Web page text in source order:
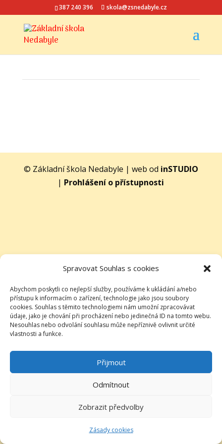
Spravovat Souhlas s cookies
Abychom poskytli co nejlepší služby, používáme k ukládání a/nebo
přístupu k informacím o zařízení, technologie jako jsou soubory
cookies. Souhlas s těmito technologiemi nám umožní zpracovávat
údaje, jako je chování při procházení nebo jedinečná ID na tomto webu.
Nesouhlas nebo odvolání souhlasu může nepříznivě ovlivnit určité
vlastnosti a funkce.
Přijmout
Odmítnout
Zobrazit předvolby
Zásady cookies
387 240 396 skola@zsnedabyle.cz
© Základní škola Nedabyle | web od inSTUDIO
| Prohlášení o přístupnosti